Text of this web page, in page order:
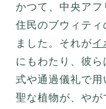
かつて、中央ア
住民のブウィティ
ました。それがイ
にもわたり、彼
式や通過儀礼で
聖な植物が、やが